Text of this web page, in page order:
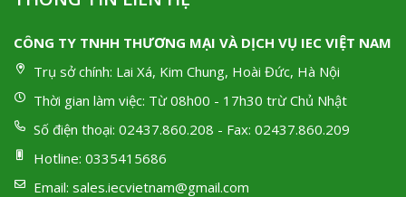
CÔNG TY TNHH THƯƠNG MẠI VÀ DỊCH VỤ IEC VIỆT NAM
Trụ sở chính: Lai Xá, Kim Chung, Hoài Đức, Hà Nội
Thời gian làm việc: Từ 08h00 - 17h30 trừ Chủ Nhật
Số điện thoại: 02437.860.208 - Fax: 02437.860.209
Hotline: 0335415686
Email: sales.iecvietnam@gmail.com